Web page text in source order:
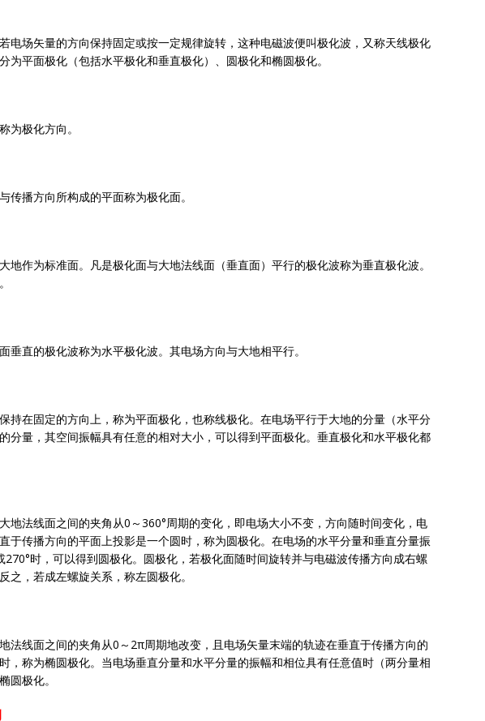
电场矢量的方向保持固定或按一定规律旋转，这种电磁波便叫极化波，又称天线极化
为平面极化（包括水平极化和垂直极化）、圆极化和椭圆极化。
为极化方向。
传播方向所构成的平面称为极化面。
地作为标准面。凡是极化面与大地法线面（垂直面）平行的极化波称为垂直极化波。
垂直的极化波称为水平极化波。其电场方向与大地相平行。
持在固定的方向上，称为平面极化，也称线极化。在电场平行于大地的分量（水平分
分量，其空间振幅具有任意的相对大小，可以得到平面极化。垂直极化和水平极化都
地法线面之间的夹角从0～360°周期的变化，即电场大小不变，方向随时间变化，电
于传播方向的平面上投影是一个圆时，称为圆极化。在电场的水平分量和垂直分量振
270°时，可以得到圆极化。圆极化，若极化面随时间旋转并与电磁波传播方向成右螺
之，若成左螺旋关系，称左圆极化。
法线面之间的夹角从0～2π周期地改变，且电场矢量末端的轨迹在垂直于传播方向的
，称为椭圆极化。当电场垂直分量和水平分量的振幅和相位具有任意值时（两分量相
圆极化。